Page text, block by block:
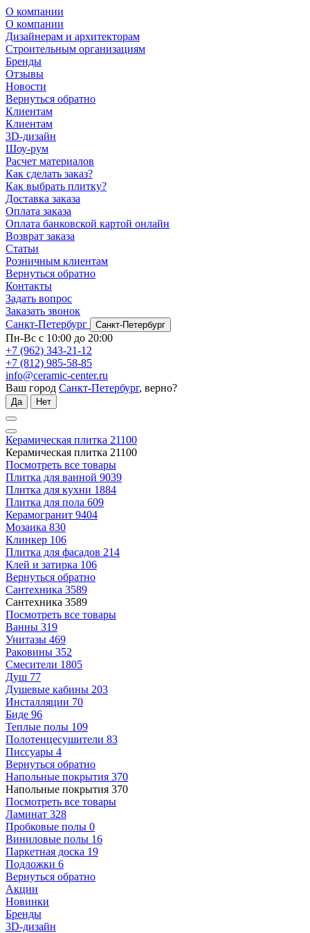
О компании
О компании
Дизайнерам и архитекторам
Строительным организациям
Бренды
Отзывы
Новости
Вернуться обратно
Клиентам
Клиентам
3D-дизайн
Шоу-рум
Расчет материалов
Как сделать заказ?
Как выбрать плитку?
Доставка заказа
Оплата заказа
Оплата банковской картой онлайн
Возврат заказа
Статьи
Розничным клиентам
Вернуться обратно
Контакты
Задать вопрос
Заказать звонок
Санкт-Петербург
Санкт-Петербург
Пн-Вс с 10:00 до 20:00
+7 (962) 343-21-12
+7 (812) 985-58-85
info@ceramic-center.ru
Ваш город Санкт-Петербург, верно?
Да Нет
Керамическая плитка 21100
Керамическая плитка 21100
Посмотреть все товары
Плитка для ванной 9039
Плитка для кухни 1884
Плитка для пола 609
Керамогранит 9404
Мозаика 830
Клинкер 106
Плитка для фасадов 214
Клей и затирка 106
Вернуться обратно
Сантехника 3589
Сантехника 3589
Посмотреть все товары
Ванны 319
Унитазы 469
Раковины 352
Смесители 1805
Душ 77
Душевые кабины 203
Инсталляции 70
Биде 96
Теплые полы 109
Полотенцесушители 83
Писсуары 4
Вернуться обратно
Напольные покрытия 370
Напольные покрытия 370
Посмотреть все товары
Ламинат 328
Пробковые полы 0
Виниловые полы 16
Паркетная доска 19
Подложки 6
Вернуться обратно
Акции
Новинки
Бренды
3D-дизайн